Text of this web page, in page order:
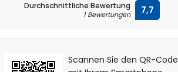
Durchschnittliche Bewertung
1 Bewertungen 7,7
Scannen Sie den QR-Code